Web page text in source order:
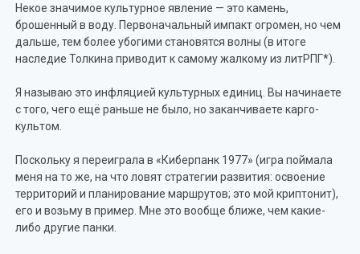
Некое значимое культурное явление — это камень,
брошенный в воду. Первоначальный импакт огромен, но чем
дальше, тем более убогими становятся волны (в итоге
наследие Толкина приводит к самому жалкому из литРПГ*).
Я называю это инфляцией культурных единиц. Вы начинаете
с того, чего ещё раньше не было, но заканчиваете карго-
культом.
Поскольку я переиграла в «Киберпанк 1977» (игра поймала
меня на то же, на что ловят стратегии развития: освоение
территорий и планирование маршрутов; это мой криптонит),
его и возьму в пример. Мне это вообще ближе, чем какие-
либо другие панки.